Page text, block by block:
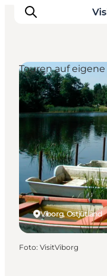
Inspiration
Regionen
Erlebnisse
Unterkünfte
Reiseplanung
Viborg, Ostjütland
Touren auf eigene
Foto: VisitViborg